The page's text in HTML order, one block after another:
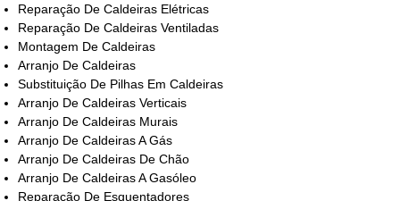
Reparação De Caldeiras Elétricas
Reparação De Caldeiras Ventiladas
Montagem De Caldeiras
Arranjo De Caldeiras
Substituição De Pilhas Em Caldeiras
Arranjo De Caldeiras Verticais
Arranjo De Caldeiras Murais
Arranjo De Caldeiras A Gás
Arranjo De Caldeiras De Chão
Arranjo De Caldeiras A Gasóleo
Reparação De Esquentadores